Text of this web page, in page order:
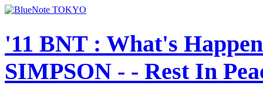
'11 BNT : What's
SIMPSON - - Rest In